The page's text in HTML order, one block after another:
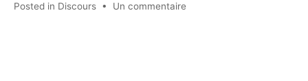
Posted in Discours • Un commentaire